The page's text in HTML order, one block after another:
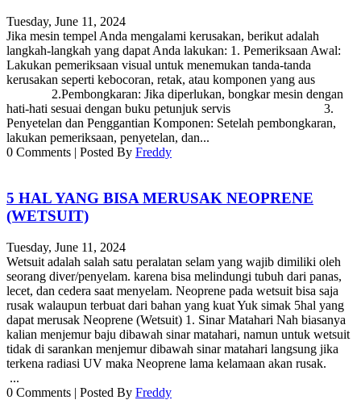
Tuesday, June 11, 2024
Jika mesin tempel Anda mengalami kerusakan, berikut adalah
langkah-langkah yang dapat Anda lakukan: 1. Pemeriksaan Awal:
Lakukan pemeriksaan visual untuk menemukan tanda-tanda
kerusakan seperti kebocoran, retak, atau komponen yang aus
2.Pembongkaran: Jika diperlukan, bongkar mesin dengan
hati-hati sesuai dengan buku petunjuk servis 3.
Penyetelan dan Penggantian Komponen: Setelah pembongkaran,
lakukan pemeriksaan, penyetelan, dan...
0 Comments | Posted By Freddy
5 HAL YANG BISA MERUSAK NEOPRENE
(WETSUIT)
Tuesday, June 11, 2024
Wetsuit adalah salah satu peralatan selam yang wajib dimiliki oleh
seorang diver/penyelam. karena bisa melindungi tubuh dari panas,
lecet, dan cedera saat menyelam. Neoprene pada wetsuit bisa saja
rusak walaupun terbuat dari bahan yang kuat Yuk simak 5hal yang
dapat merusak Neoprene (Wetsuit) 1. Sinar Matahari Nah biasanya
kalian menjemur baju dibawah sinar matahari, namun untuk wetsuit
tidak di sarankan menjemur dibawah sinar matahari langsung jika
terkena radiasi UV maka Neoprene lama kelamaan akan rusak.
...
0 Comments | Posted By Freddy